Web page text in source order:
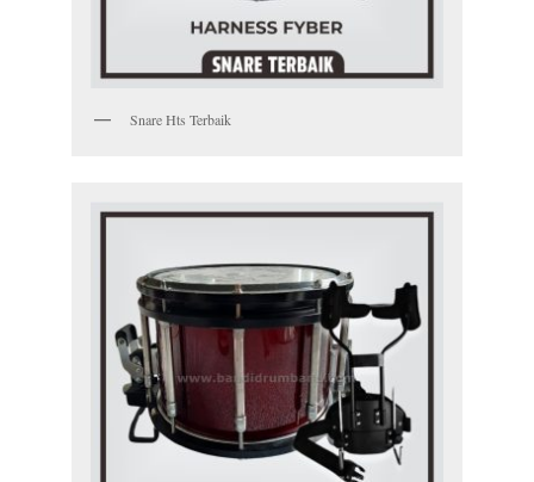
Snare Hts Terbaik